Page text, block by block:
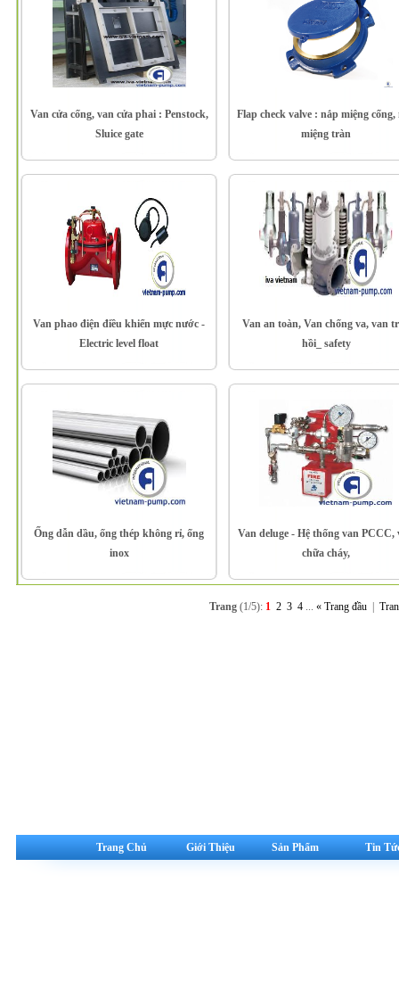
Van cửa cống, van cửa phai : Penstock,
Sluice gate
Flap check valve : nắp miệng cống,
miệng tràn
Van phao điện điều khiển mực nước -
Electric level float
Van an toàn, Van chống va, van
hồi_ safety
Ống dẫn dầu, ống thép không rỉ, ống
inox
Van deluge - Hệ thống van PCCC,
chữa cháy,
Trang (1/5):1 2 3 4 ... « Trang đầu
Trang Chủ Giới Thiệu Sản Phẩm Tin